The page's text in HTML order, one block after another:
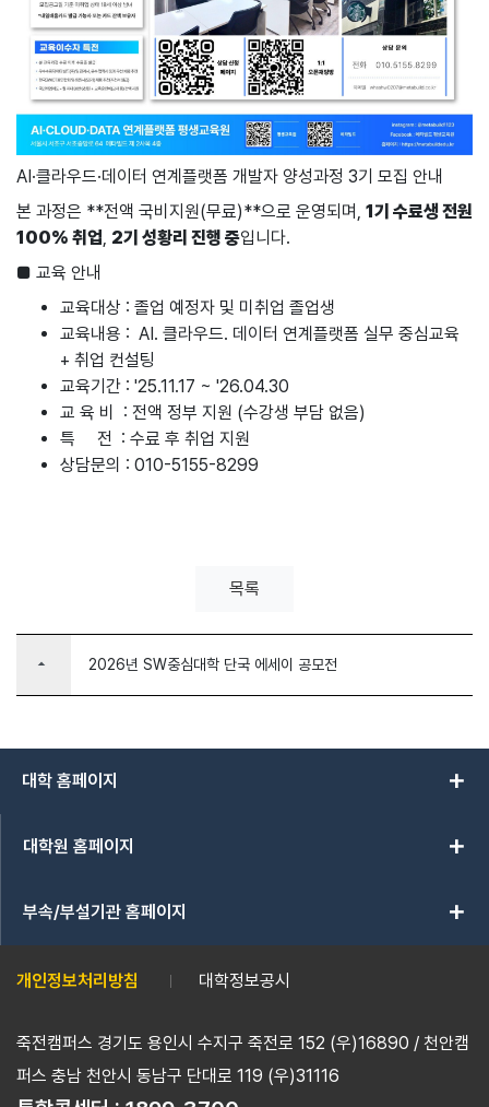
AI·클라우드·데이터 연계플랫폼 개발자 양성과정 3기 모집 안내
본 과정은 **전액 국비지원(무료)**으로 운영되며, 1기 수료생 전원
100% 취업, 2기 성황리 진행 중입니다.
■ 교육 안내
교육대상 : 졸업 예정자 및 미취업 졸업생
교육내용 : AI. 클라우드. 데이터 연계플랫폼 실무 중심교육
+ 취업 컨설팅
교육기간 : '25.11.17 ~ '26.04.30
교 육 비 : 전액 정부 지원 (수강생 부담 없음)
특 전 : 수료 후 취업 지원
상담문의 : 010-5155-8299
목록
arrow_drop_up 2026년 SW중심대학 단국 에세이 공모전
대학 홈페이지 add
대학원 홈페이지 add
부속/부설기관 홈페이지 add
개인정보처리방침 대학정보공시
죽전캠퍼스 경기도 용인시 수지구 죽전로 152 (우)16890 / 천안캠
퍼스 충남 천안시 동남구 단대로 119 (우)31116